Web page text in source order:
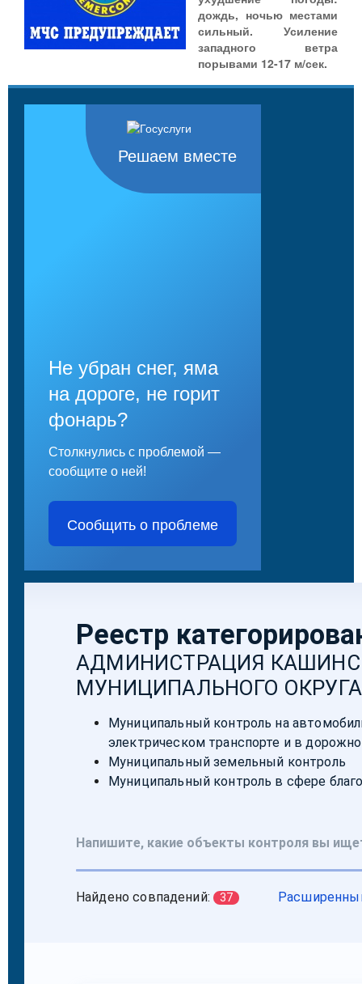
дождь, ночью местами
сильный. Усиление
западного ветра
порывами 12-17 м/сек.
Решаем вместе
Не убран снег, яма
на дороге, не горит
фонарь?
Столкнулись с проблемой —
сообщите о ней!
Сообщить о проблеме